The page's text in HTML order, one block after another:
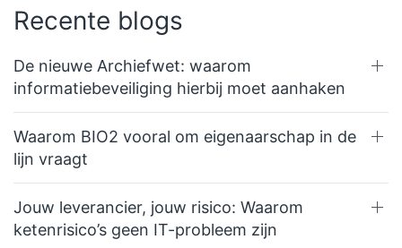
Recente blogs
De nieuwe Archiefwet: waarom
informatiebeveiliging hierbij moet aanhaken
Waarom BIO2 vooral om eigenaarschap in de
lijn vraagt
Jouw leverancier, jouw risico: Waarom
ketenrisico’s geen IT-probleem zijn